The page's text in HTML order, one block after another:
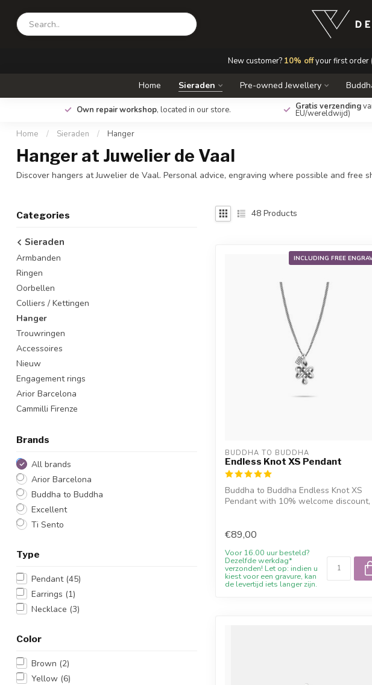
New customer? 10% offyour first order
Home Sieraden Pre-owned Jewellery
Own repair workshop, located in our store. Gratis verzending
EU/wereldwijd)
Home / Sieraden / Hanger
Hanger at Juwelier de Vaal
Discover hangers at Juwelier de Vaal. Personal advice, engraving where possible and free
Categories
Sieraden
Armbanden
Ringen
Oorbellen
Colliers / Kettingen
Hanger
Trouwringen
Accessoires
Nieuw
Engagement rings
Arior Barcelona
Cammilli Firenze
Brands
All brands
Arior Barcelona
Buddha to Buddha
Excellent
Ti Sento
Type
Pendant (45)
Earrings (1)
Necklace (3)
Color
Brown (2)
Yellow (6)
48 Products
INCLUDING FREE
BUDDHA TO BUDDHA
Endless Knot XS Pendant
Buddha to Buddha Endless Knot XS
Pendant with 10% welcome discount,
€89,00
Voor 16.00 uur besteld?
Dezelfde werkdag*
verzonden! Let op: indien u
kiest voor een gravure, kan
de levertijd iets langer zijn.